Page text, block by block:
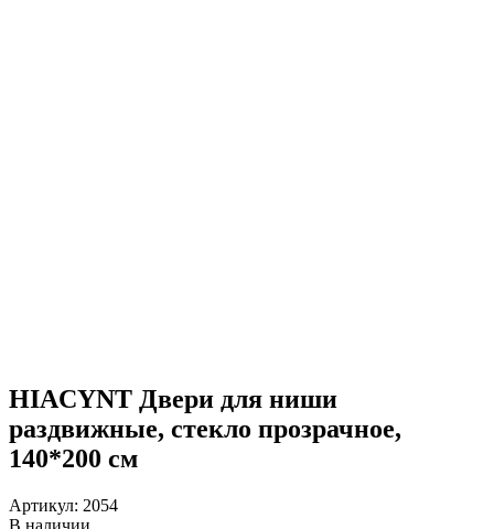
HIACYNT Двери для ниши
раздвижные, стекло прозрачное,
140*200 см
Артикул: 2054
В наличии